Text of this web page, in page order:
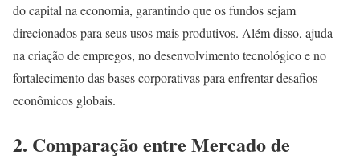
do capital na economia, garantindo que os fundos sejam
direcionados para seus usos mais produtivos. Além disso, ajuda
na criação de empregos, no desenvolvimento tecnológico e no
fortalecimento das bases corporativas para enfrentar desafios
econômicos globais.
2. Comparação entre Mercado de